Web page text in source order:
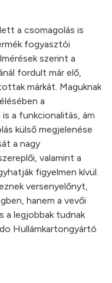
a csomagolás is
fogyasztói
szerint a
fordult már elő,
márkát. Maguknak
a
a funkcionalitás, ám
külső megjelenése
a nagy
valamint a
figyelmen kívül.
versenyelőnyt,
hanem a vevői
a legjobbak tudnak
Hullámkartongyártó